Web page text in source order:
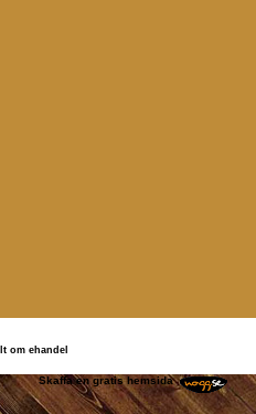
om ehandel
Skaffa en gratis hemsida